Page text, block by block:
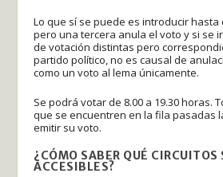
Lo que sí se puede es introducir
pero una tercera anula el voto y si se
de votación distintas pero
partido político, no es causal de
como un voto al lema únicamente.
Se podrá votar de 8.00 a 19.30 horas.
que se encuentren en la fila pasadas
emitir su voto.
¿CÓMO SABER QUÉ CIRCUITOS
ACCESIBLES?